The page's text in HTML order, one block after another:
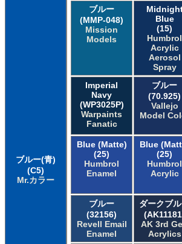
ブルー(青)
(C5)
Mr.カラー
ブルー
(MMP-048)
Mission
Models
Blue
(15)
Humbrol
Acrylic
Aerosol
Spray
Imperial
Navy
(WP3025P)
Warpaints
Fanatic
ブルー
(70.925)
Vallejo
Model
Blue (Matte)
(25)
Humbrol
Enamel
Blue
(25)
Humbrol
Acrylic
ブルー
(32156)
Revell Email
Enamel
ダークブ
AK 3rd
Acrylics